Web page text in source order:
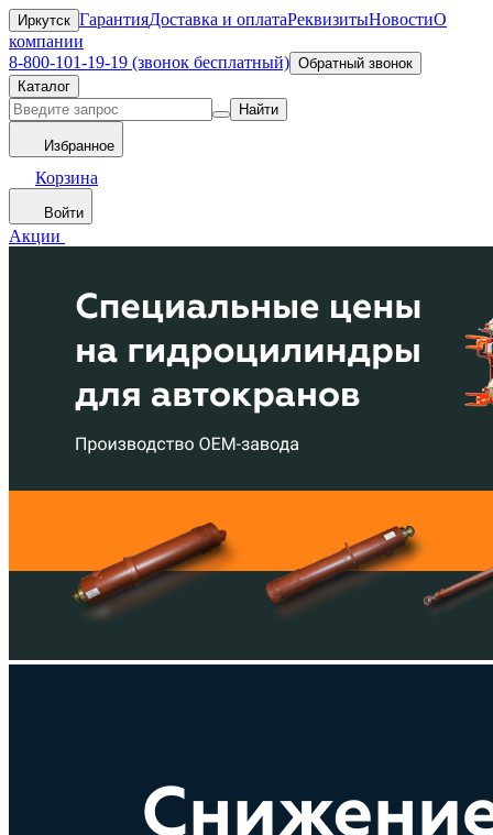
Иркутск ГарантияДоставка и оплатаРеквизитыНовостиО
компании
8-800-101-19-19 (звонок бесплатный) Обратный звонок
Каталог
Найти
Избранное
Корзина
Войти
Акции